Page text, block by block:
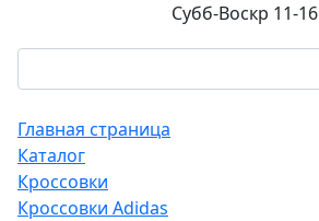
Субб-Воскр 11-16
Главная страница
Каталог
Кроссовки
Кроссовки Adidas